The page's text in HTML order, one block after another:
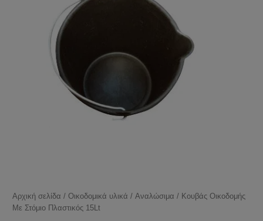
Αρχική σελίδα /Οικοδομικά υλικά /Αναλώσιμα / Κουβάς Οικοδομής
Με Στόμιο Πλαστικός 15Lt